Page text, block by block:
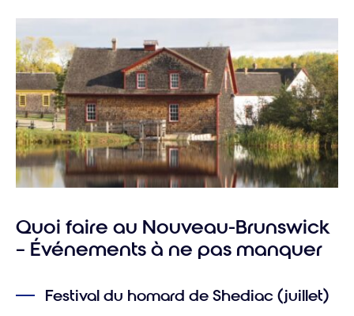
Quoi faire au Nouveau-Brunswick
– Événements à ne pas manquer
Festival du homard de Shediac (juillet)